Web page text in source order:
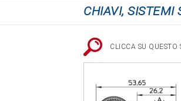
CHIAVI, SISTEMI
CLICCA SU